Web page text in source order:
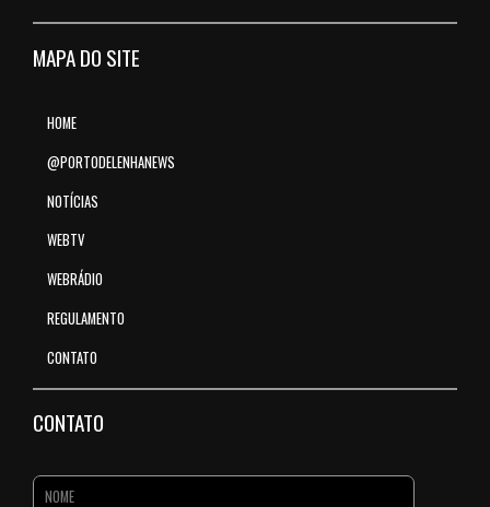
MAPA DO SITE
HOME
@PORTODELENHANEWS
NOTÍCIAS
WEBTV
WEBRÁDIO
REGULAMENTO
CONTATO
CONTATO